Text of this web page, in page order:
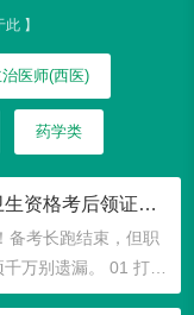
】
治医师(西医)
药学类
今日起打印成绩单！2026卫生资格考后领证流程及注意事项
备考长跑结束，但职
万别遗漏。 01 打印
委人才交流中心官